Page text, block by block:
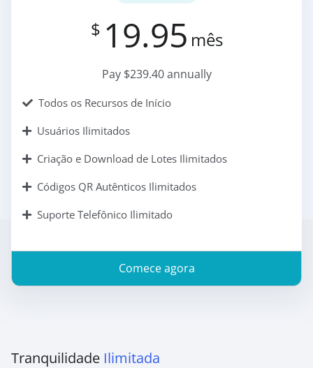
$ 19.95 mês
Pay $239.40 annually
Todos os Recursos de Início
Usuários Ilimitados
Criação e Download de Lotes Ilimitados
Códigos QR Autênticos Ilimitados
Suporte Telefônico Ilimitado
Comece agora
Tranquilidade Ilimitada